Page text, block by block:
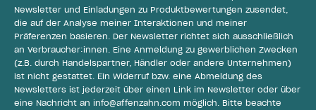
Newsletter und Einladungen zu Produktbewertungen zusendet,
die auf der Analyse meiner Interaktionen und meiner
Präferenzen basieren. Der Newsletter richtet sich ausschließlich
an Verbraucher:innen. Eine Anmeldung zu gewerblichen Zwecken
(z.B. durch Handelspartner, Händler oder andere Unternehmen)
ist nicht gestattet. Ein Widerruf bzw. eine Abmeldung des
Newsletters ist jederzeit über einen Link im Newsletter oder über
eine Nachricht an info@affenzahn.com möglich. Bitte beachte